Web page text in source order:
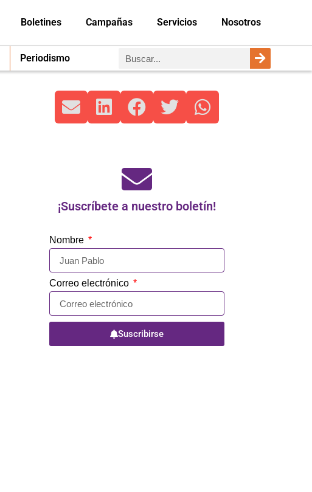
Boletines Campañas Servicios Nosotros
Periodismo
¡Suscríbete a nuestro boletín!
Nombre
Correo electrónico
Suscribirse